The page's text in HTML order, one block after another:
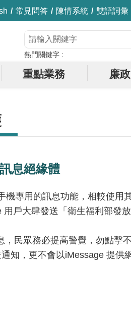
常見問答 陳情系統 雙語詞彙
熱門關鍵字
重點業務 廉
息絕緣體
專用的訊息功能，相較使用
戶大肆發送「衛生福利部發
民眾務必提高警覺，勿點擊
知，更不會以iMessage 提供